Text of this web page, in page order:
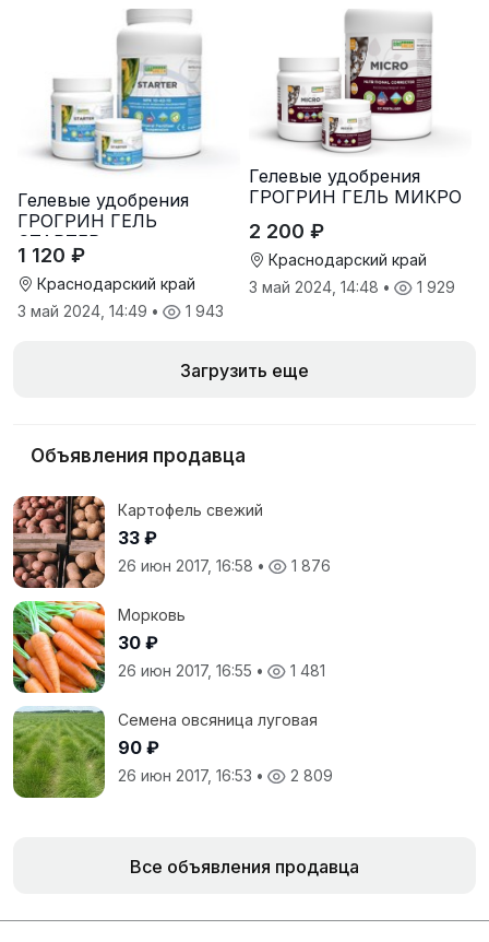
Гелевые удобрения
ГРОГРИН ГЕЛЬ
СТАРТЕР
1 120 ₽
Краснодарский край
3 май 2024, 14:49 • 1 943
Гелевые удобрения
ГРОГРИН ГЕЛЬ МИКРО
2 200 ₽
Краснодарский край
3 май 2024, 14:48 • 1 929
Загрузить еще
Объявления продавца
Картофель свежий
33 ₽
26 июн 2017, 16:58 • 1 876
Морковь
30 ₽
26 июн 2017, 16:55 • 1 481
Семена овсяница луговая
90 ₽
26 июн 2017, 16:53 • 2 809
Все объявления продавца